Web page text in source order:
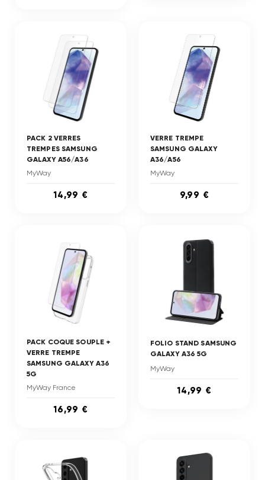
PACK 2 VERRES
TREMPES SAMSUNG
GALAXY A56/A36
MyWay
14,99 €
VERRE TREMPE
SAMSUNG GALAXY
A36/A56
MyWay
9,99 €
PACK COQUE SOUPLE +
VERRE TREMPE
SAMSUNG GALAXY A36
5G
MyWay France
16,99 €
FOLIO STAND SAMSUNG
GALAXY A36 5G
MyWay
14,99 €